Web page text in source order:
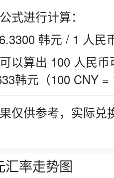
式进行计算：
韩元 / 1 人民
以算出 100 人民
韩元（100 CNY =
仅供参考，实际
汇率走势图